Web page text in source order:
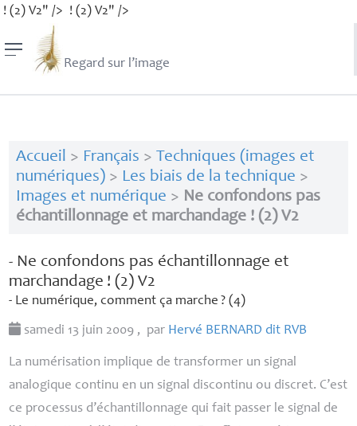
! (2) V2" /> ! (2) V2" />
Regard sur l’image
Accueil > Français > Techniques (images et
numériques)> Les biais de la technique >
Images et numérique > Ne confondons pas
échantillonnage et marchandage ! (2) V2
- Ne confondons pas échantillonnage et
marchandage ! (2) V2
- Le numérique, comment ça marche ? (4)
samedi 13 juin 2009 , par Hervé BERNARD dit RVB
La numérisation implique de transformer un signal
analogique continu en un signal discontinu ou discret. C’est
ce processus d’échantillonnage qui fait passer le signal de